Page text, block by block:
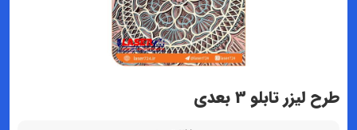
طرح لیزر تابلو 3 بعدی